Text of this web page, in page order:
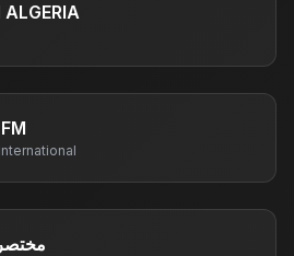
international